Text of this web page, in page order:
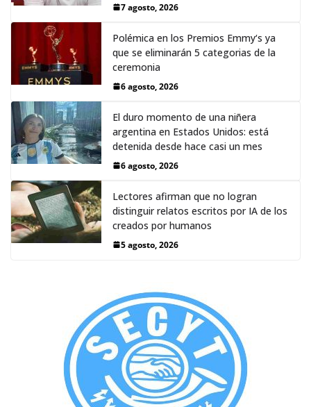
7 agosto, 2026
Polémica en los Premios Emmy‘s ya
que se eliminarán 5 categorias de la
ceremonia
6 agosto, 2026
El duro momento de una niñera
argentina en Estados Unidos: está
detenida desde hace casi un mes
6 agosto, 2026
Lectores afirman que no logran
distinguir relatos escritos por IA de los
creados por humanos
5 agosto, 2026